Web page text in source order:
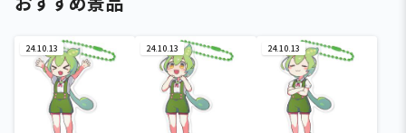
24.10.13 24.10.13 24.10.13